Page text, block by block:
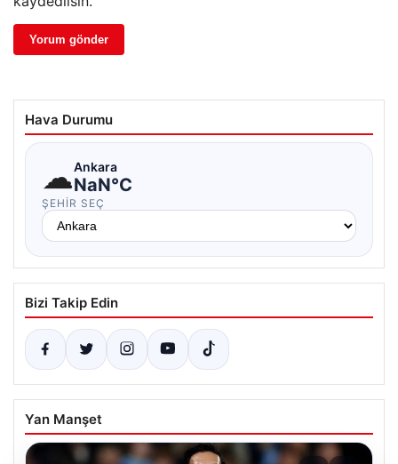
Hava Durumu
☁Ankara
NaN°C
ŞEHIR SEÇ
Bizi Takip Edin
Yan Manşet